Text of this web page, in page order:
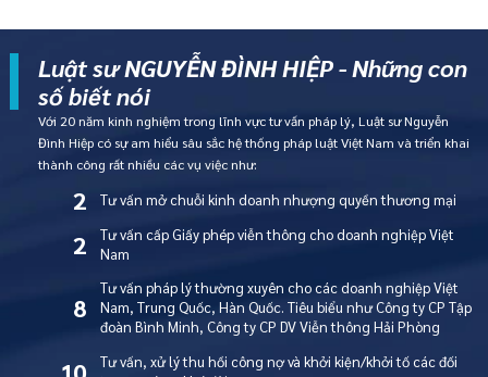
Luật sư NGUYỄN ĐÌNH HIỆP - Những con
số biết nói
Với 20 năm kinh nghiệm trong lĩnh vực tư vấn pháp lý, Luật sư Nguyễn
Đình Hiệp có sự am hiểu sâu sắc hệ thống pháp luật Việt Nam và triển khai
thành công rất nhiều các vụ việc như:
2 Tư vấn mở chuỗi kinh doanh nhượng quyền thương mại
2
Tư vấn cấp Giấy phép viễn thông cho doanh nghiệp Việt
Nam
8
Tư vấn pháp lý thường xuyên cho các doanh nghiệp Việt
Nam, Trung Quốc, Hàn Quốc. Tiêu biểu như Công ty CP Tập
đoàn Bình Minh, Công ty CP DV Viễn thông Hải Phòng
Tư vấn, xử lý thu hồi công nợ và khởi kiện/khởi tố các đối